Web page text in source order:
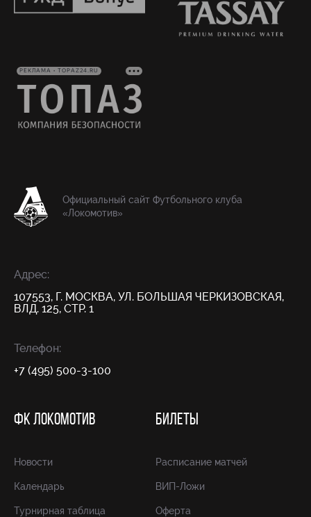
РЕКЛАМА • TOPAZ24.RU
Официальный сайт Футбольного клуба
«Локомотив»
Адрес:
107553, Г. МОСКВА, УЛ. БОЛЬШАЯ ЧЕРКИЗОВСКАЯ,
ВЛД. 125, СТР. 1
Телефон:
+7 (495) 500-3-100
ФК ЛОКОМОТИВ
Новости
Календарь
Турнирная таблица
БИЛЕТЫ
Расписание матчей
ВИП-Ложи
Оферта